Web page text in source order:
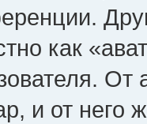
как
От
и от него